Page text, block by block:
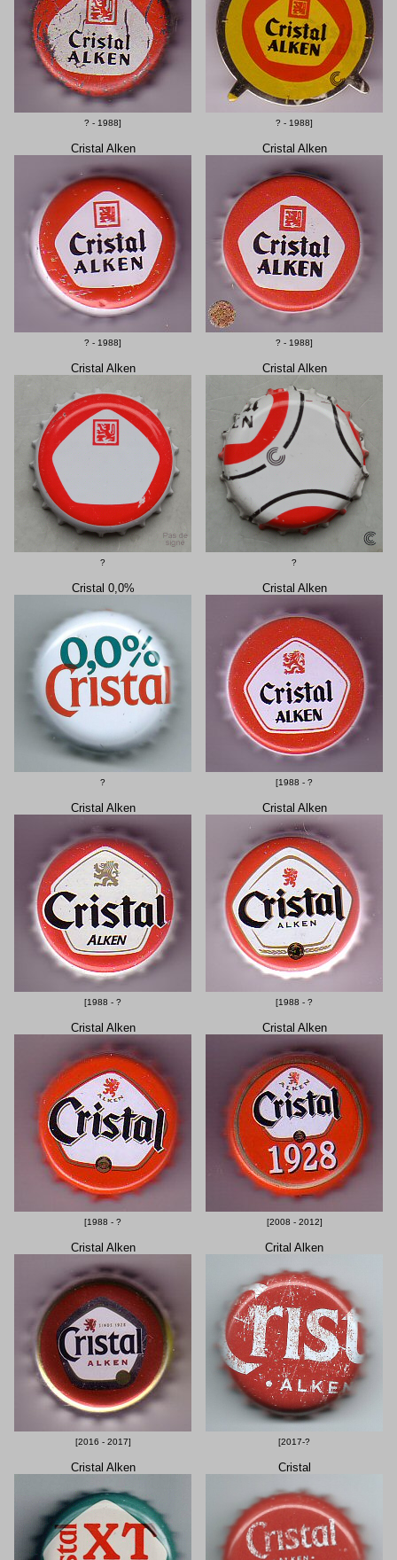
? - 1988] ? - 1988]
Cristal Alken
? - 1988]
Cristal Alken
? - 1988]
Cristal Alken
?
Cristal Alken
?
Cristal 0,0%
?
Cristal Alken
[1988 - ?
Cristal Alken
[1988 - ?
Cristal Alken
[1988 - ?
Cristal Alken
[1988 - ?
Cristal Alken
[2008 - 2012]
Cristal Alken
[2016 - 2017]
Crital Alken
[2017-?
Cristal Alken Cristal